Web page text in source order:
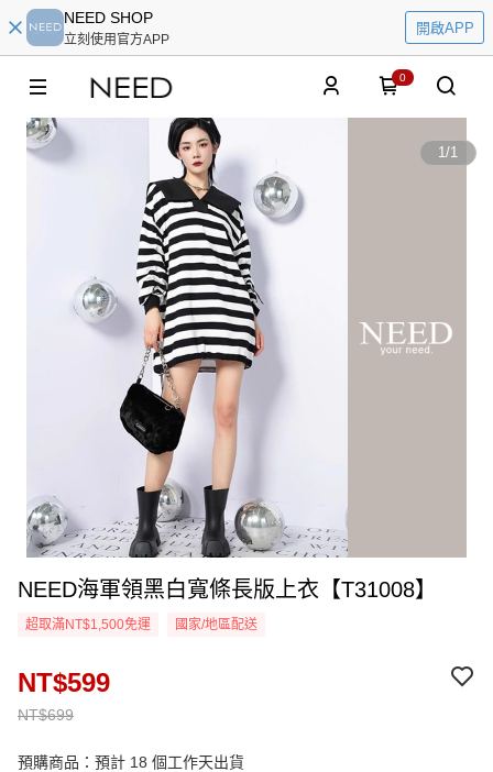
NEED SHOP
立刻使用官方APP
開啟APP
0
1/1
NEED海軍領黑白寬條長版上衣【T31008】
超取滿NT$1,500免運 國家/地區配送
NT$699
NT$599
預購商品：預計 18 個工作天出貨